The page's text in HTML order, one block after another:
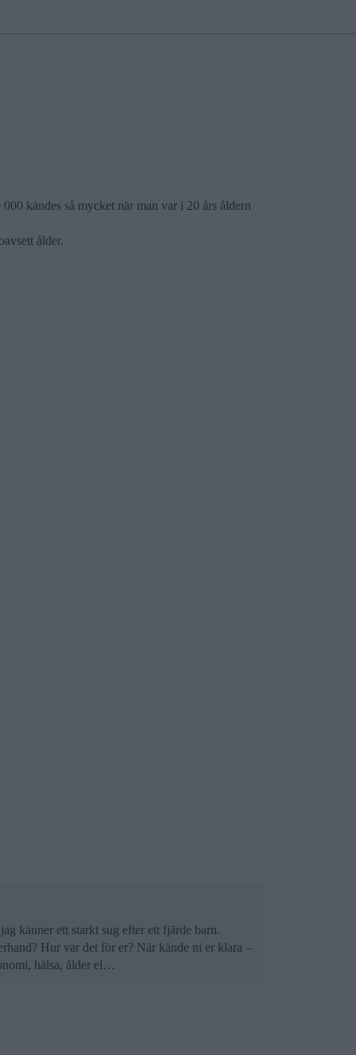
kändes så mycket när man var i 20 års åldern
ålder.
känner ett starkt sug efter ett fjärde barn.
Hur var det för er? När kände ni er klara –
hälsa, ålder el…